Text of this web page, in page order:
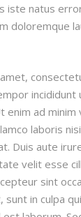
iste natus
doloremque
incididunt
enim ad minim
laboris
Duis aute
velit esse
sint
in culpa